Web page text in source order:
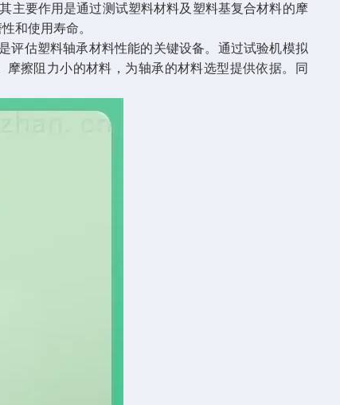
主要作用是通过测试塑料材料及塑料基复合材料的摩
和使用寿命。
评估塑料轴承材料性能的关键设备。通过试验机模拟
擦阻力小的材料，为轴承的材料选型提供依据。同